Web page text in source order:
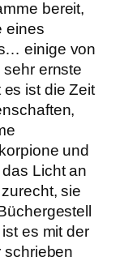
bereit,
eines
einige von
ernste
es ist die Zeit
und
Licht an
sie
es mit der
schrieben